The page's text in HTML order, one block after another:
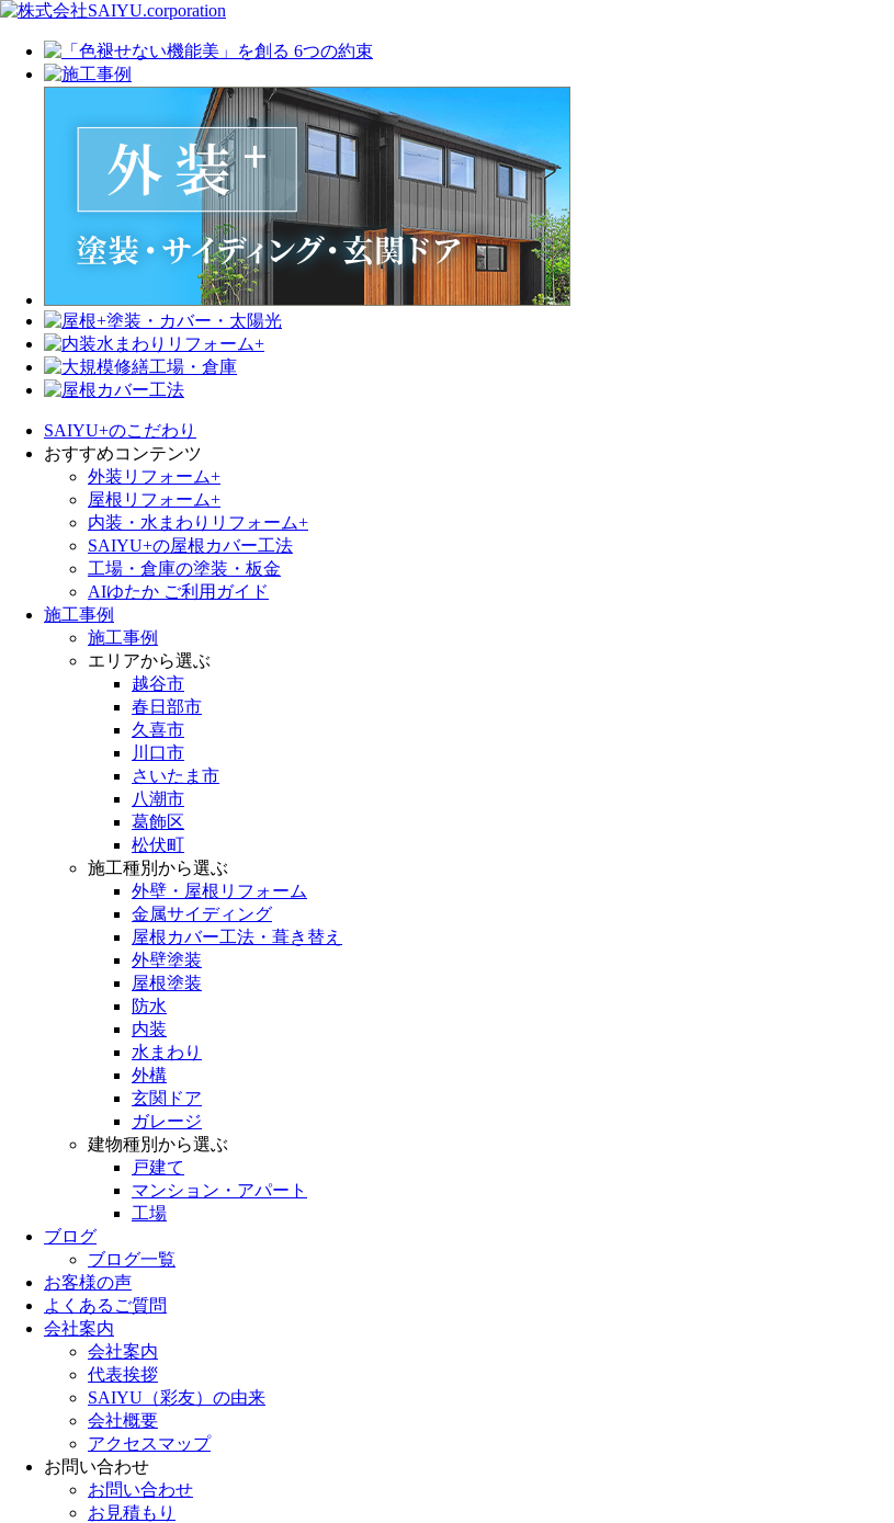
SAIYU+のこだわり
おすすめコンテンツ
外装リフォーム+
屋根リフォーム+
内装・水まわりリフォーム+
SAIYU+の屋根カバー工法
工場・倉庫の塗装・板金
AIゆたか ご利用ガイド
施工事例
施工事例
エリアから選ぶ
越谷市
春日部市
久喜市
川口市
さいたま市
八潮市
葛飾区
松伏町
施工種別から選ぶ
外壁・屋根リフォーム
金属サイディング
屋根カバー工法・葺き替え
外壁塗装
屋根塗装
防水
内装
水まわり
外構
玄関ドア
ガレージ
建物種別から選ぶ
戸建て
マンション・アパート
工場
ブログ
ブログ一覧
お客様の声
よくあるご質問
会社案内
会社案内
代表挨拶
SAIYU（彩友）の由来
会社概要
アクセスマップ
お問い合わせ
お問い合わせ
お見積もり